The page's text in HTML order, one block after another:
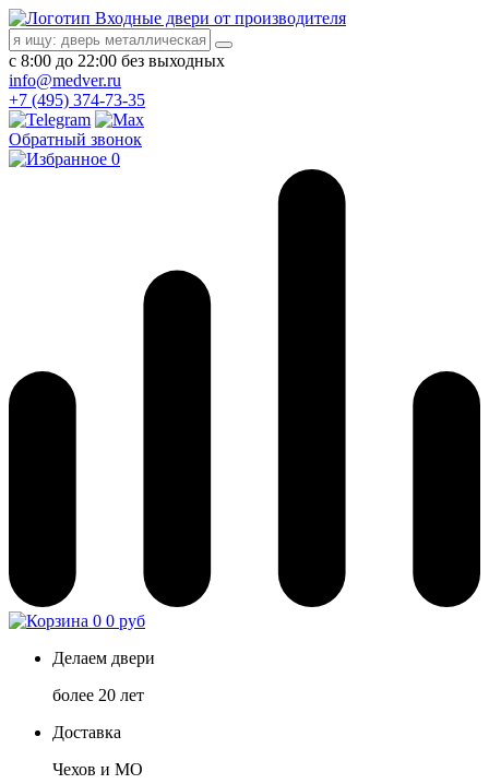
Входные двери от производителя
с 8:00 до 22:00 без выходных
info@medver.ru
+7 (495) 374-73-35
Обратный звонок
0
0 0 руб
Делаем двери
более 20 лет
Доставка
Чехов и МО